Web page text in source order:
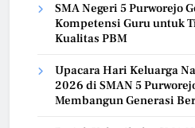
SMA Negeri 5 Purworejo
Kompetensi Guru untuk
Kualitas PBM
Upacara Hari Keluarga
2026 di SMAN 5
Membangun Generasi